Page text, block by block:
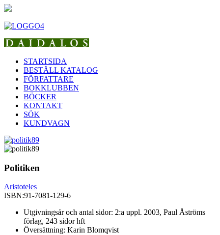
STARTSIDA
BESTÄLL KATALOG
FÖRFATTARE
BOKKLUBBEN
BÖCKER
KONTAKT
SÖK
KUNDVAGN
Politiken
Aristoteles
ISBN:91-7081-129-6
Utgivningsår och antal sidor: 2:a uppl. 2003, Paul Åströms
förlag, 243 sidor hft
Översättning: Karin Blomqvist